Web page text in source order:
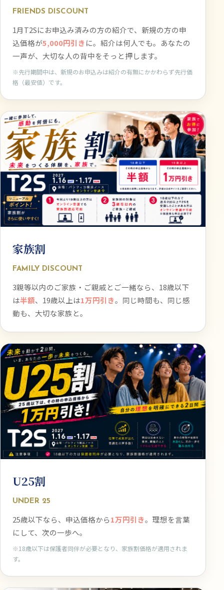
FRIENDS DISCOUNT
1月T2Sにお申込み済みの方の紹介で、新規の方の申
込価格が5,000円引きに。紹介は何人でも。あなたの
一声が、大切な人の背中をそっと押します。
※先行期間中は、新規のお申込みは紹介の有無にかかわらず先行価
格（最安値）です。
家族割
FAMILY DISCOUNT
3親等以内のご家族・ご親戚とご一緒なら、18歳以下
は半額、19歳以上は1万円引き。同じ時間も、同じ感
動も、大切な家族と。
U25割
UNDER 25
25歳以下なら、申込価格から1万円引き。理想を言葉
にして、次の一歩へ。
※18歳以下は保護者同伴が必要となり、家族割価格が適用されま
す。